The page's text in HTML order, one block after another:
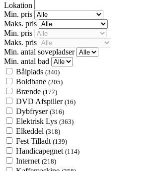
Lokation
Min. pris
Maks. pris
Min. pris
Maks. pris
Min. antal sovepladser
Min. antal bad
Bålplads (340)
Boldbane (205)
Brænde (177)
DVD Afspiller (16)
Dybfryser (316)
Elektrisk Lys (363)
Elkeddel (318)
Fest Tilladt (139)
Handicapegnet (114)
Internet (218)